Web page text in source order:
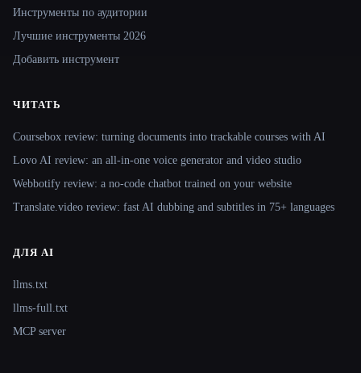
Инструменты по аудитории
Лучшие инструменты 2026
Добавить инструмент
ЧИТАТЬ
Coursebox review: turning documents into trackable courses with AI
Lovo AI review: an all-in-one voice generator and video studio
Webbotify review: a no-code chatbot trained on your website
Translate.video review: fast AI dubbing and subtitles in 75+ languages
ДЛЯ AI
llms.txt
llms-full.txt
MCP server